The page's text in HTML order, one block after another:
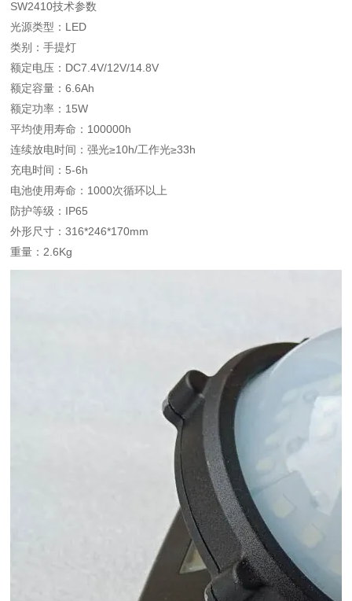
SW2410技术参数
光源类型：LED
类别：手提灯
额定电压：DC7.4V/12V/14.8V
额定容量：6.6Ah
额定功率：15W
平均使用寿命：100000h
连续放电时间：强光≥10h/工作光≥33h
充电时间：5-6h
电池使用寿命：1000次循环以上
防护等级：IP65
外形尺寸：316*246*170mm
重量：2.6Kg